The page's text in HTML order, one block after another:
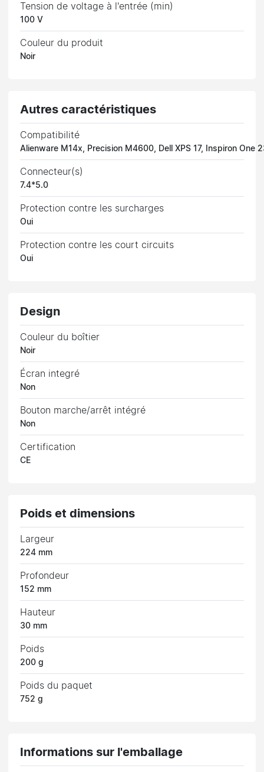
Tension de voltage à l'entrée (min)
100 V
Couleur du produit
Noir
Autres caractéristiques
Compatibilité
Alienware M14x, Precision M4600, Dell XPS 17, Inspiron One
Connecteur(s)
7.4*5.0
Protection contre les surcharges
Oui
Protection contre les court circuits
Oui
Design
Couleur du boîtier
Noir
Écran integré
Non
Bouton marche/arrêt intégré
Non
Certification
CE
Poids et dimensions
Largeur
224 mm
Profondeur
152 mm
Hauteur
30 mm
Poids
200 g
Poids du paquet
752 g
Informations sur l'emballage